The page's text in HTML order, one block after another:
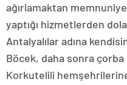
ağırlamaktan
yaptığı hizmetlerden
Antalyalılar adına
Böcek, daha sonra çorba
Korkutelili